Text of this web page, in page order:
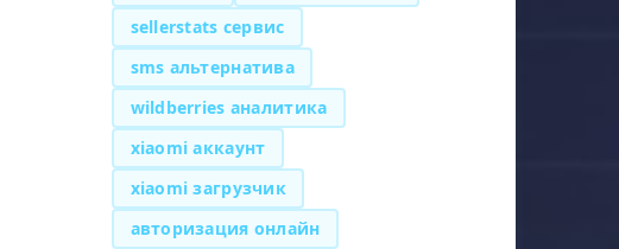
sellerstats сервис
sms альтернатива
wildberries аналитика
xiaomi аккаунт
xiaomi загрузчик
авторизация онлайн